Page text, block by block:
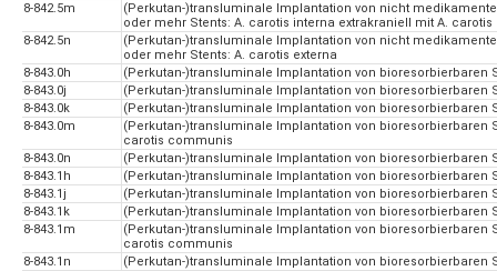
8-842.5m
(Perkutan-)transluminale Implantation von nicht
oder mehr Stents: A. carotis interna extrakraniell mit A.
8-842.5n
(Perkutan-)transluminale Implantation von nicht
oder mehr Stents: A. carotis externa
8-843.0h
(Perkutan-)transluminale Implantation von bioresorbierbaren
8-843.0j
(Perkutan-)transluminale Implantation von bioresorbierbaren
8-843.0k
(Perkutan-)transluminale Implantation von bioresorbierbaren
8-843.0m
(Perkutan-)transluminale Implantation von bioresorbierbaren
carotis communis
8-843.0n
(Perkutan-)transluminale Implantation von bioresorbierbaren
8-843.1h
(Perkutan-)transluminale Implantation von bioresorbierbaren
8-843.1j
(Perkutan-)transluminale Implantation von bioresorbierbaren
8-843.1k
(Perkutan-)transluminale Implantation von bioresorbierbaren
8-843.1m
(Perkutan-)transluminale Implantation von bioresorbierbaren
carotis communis
8-843.1n
(Perkutan-)transluminale Implantation von bioresorbierbaren